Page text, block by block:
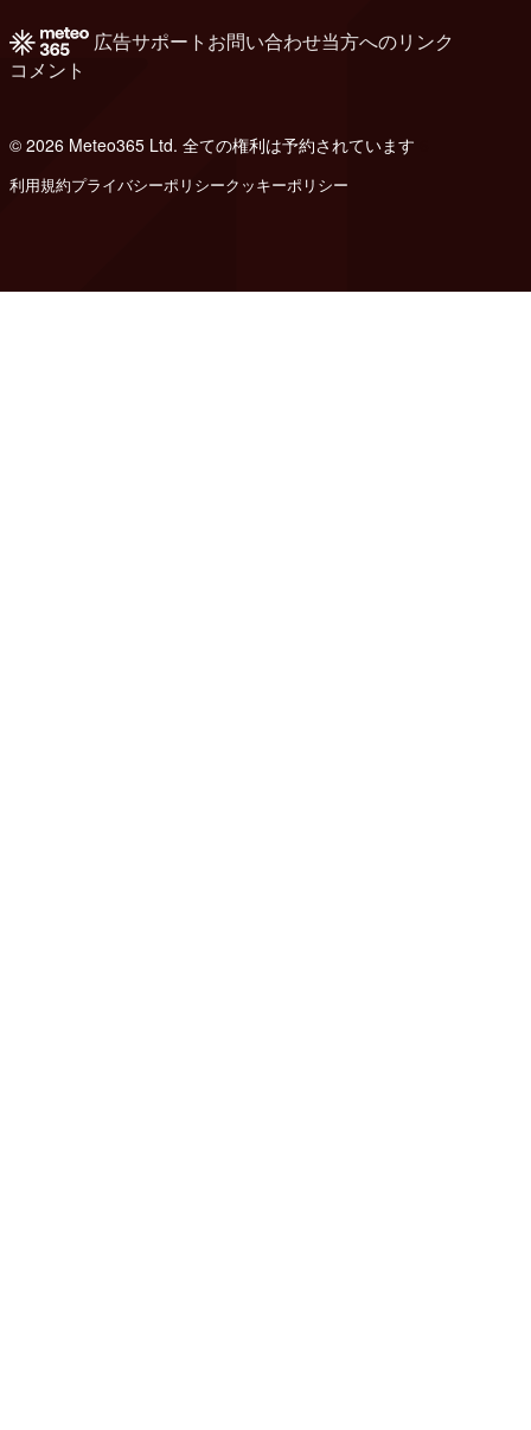
広告サポート お問い合わせ当方へのリンク
コメント
© 2026 Meteo365 Ltd. 全ての権利は予約されています
利用規約プライバシーポリシークッキーポリシー